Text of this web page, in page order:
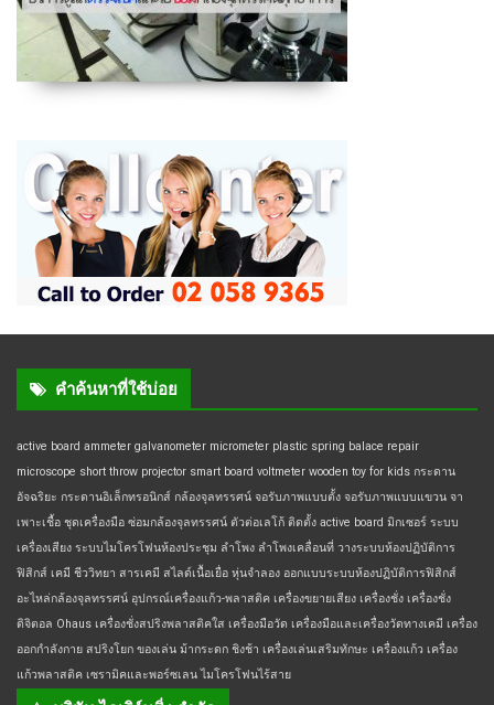
คำค้นหาที่ใช้บ่อย
active board ammeter galvanometer micrometer plastic spring balace repair
microscope short throw projector smart board voltmeter wooden toy for kids กระดาน
อัจฉริยะ กระดานอิเล็กทรอนิกส์ กล้องจุลทรรศน์ จอรับภาพแบบตั้ง จอรับภาพแบบแขวน จา
เพาะเชื้อ ชุดเครื่องมือ ซ่อมกล้องจุลทรรศน์ ตัวต่อเลโก้ ติดตั้ง active board มิกเซอร์ ระบบ
เครื่องเสียง ระบบไมโครโฟนห้องประชุม ลำโพง ลำโพงเคลื่อนที่ วางระบบห้องปฏิบัติการ
ฟิสิกส์ เคมี ชีววิทยา สารเคมี สไลด์เนื้อเยื่อ หุ่นจำลอง ออกแบบระบบห้องปฏิบัติการฟิสิกส์
อะไหล่กล้องจุลทรรศน์ อุปกรณ์เครื่องแก้ว-พลาสติค เครื่องขยายเสียง เครื่องชั่ง เครื่องชั่ง
ดิจิตอล Ohaus เครื่องชั่งสปริงพลาสติคใส เครื่องมือวัด เครื่องมือและเครื่องวัดทางเคมี เครื่อง
ออกกำลังกาย สปริงโยก ของเล่น ม้ากระดก ชิงช้า เครื่องเล่นเสริมทักษะ เครื่องแก้ว เครื่อง
แก้วพลาสติค เซรามิคและพอร์ซเลน ไมโครโฟนไร้สาย